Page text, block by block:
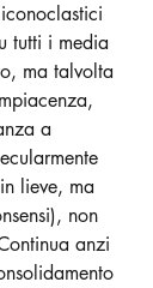
tutti i media
ma talvolta
a
lieve, ma
non
anzi